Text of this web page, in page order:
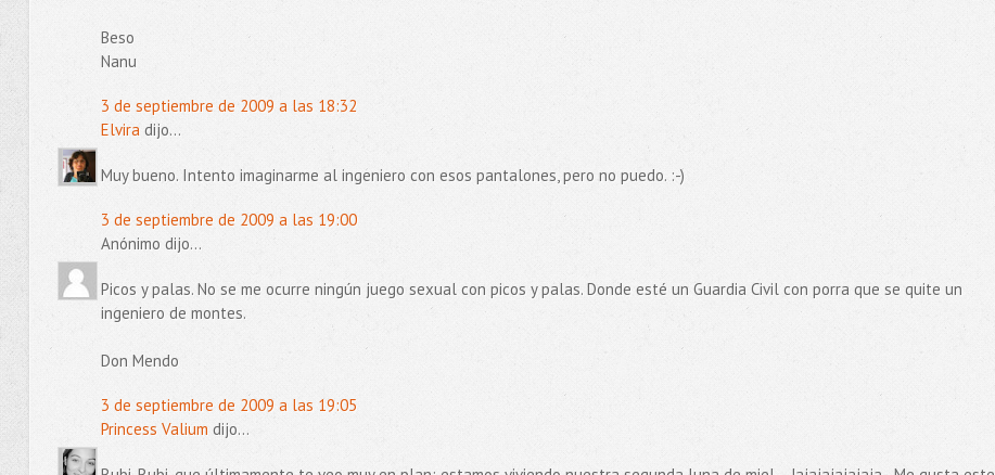
Beso
Nanu
3 de septiembre de 2009 a las 18:32
Elviradijo...
Muy bueno. Intento imaginarme al ingeniero con esos pantalones, pero no puedo. :-)
3 de septiembre de 2009 a las 19:00
Anónimo dijo...
Picos y palas. No se me ocurre ningún juego sexual con picos y palas. Donde esté un Guardia Civil con porra que se quite un
ingeniero de montes.
Don Mendo
3 de septiembre de 2009 a las 19:05
Princess Valium dijo...